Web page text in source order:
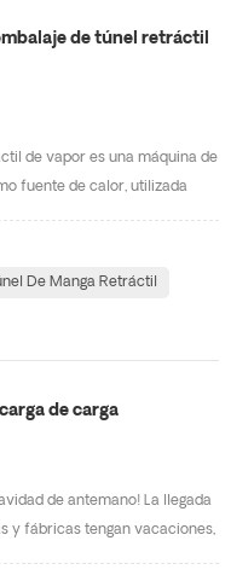
de túnel retráctil
de vapor es una máquina de
fuente de calor, utilizada
envoltura de mangas , tiene
suave y altamente
De Manga Retráctil
de carga
de antemano! La llegada
y fábricas tengan vacaciones,